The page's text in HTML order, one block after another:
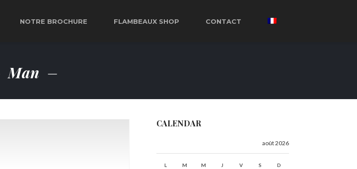
NOTRE BROCHURE FLAMBEAUX SHOP CONTACT
Man
CALENDAR
août 2026
L M M J V S D